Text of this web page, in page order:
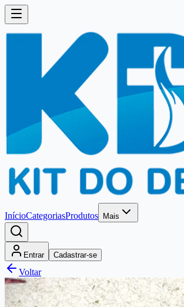
InícioCategoriasProdutos Mais
Entrar Cadastrar-se
Voltar